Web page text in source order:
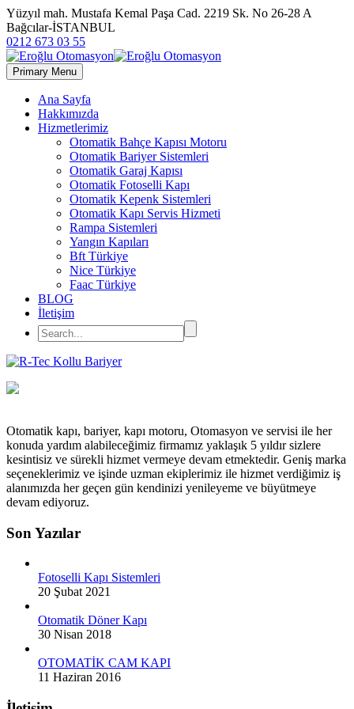
Yüzyıl mah. Mustafa Kemal Paşa Cad. 2219 Sk. No 26-28 A
Bağcılar-İSTANBUL
0212 673 03 55
Primary Menu
Ana Sayfa
Hakkımızda
Hizmetlerimiz
Otomatik Bahçe Kapısı Motoru
Otomatik Bariyer Sistemleri
Otomatik Garaj Kapısı
Otomatik Fotoselli Kapı
Otomatik Kepenk Sistemleri
Otomatik Kapı Servis Hizmeti
Rampa Sistemleri
Yangın Kapıları
Bft Türkiye
Nice Türkiye
Faac Türkiye
BLOG
İletişim
Otomatik kapı, bariyer, kapı motoru, Otomasyon ve servisi ile her
konuda yardım alabileceğimiz firmamız yaklaşık 5 yıldır sizlere
kesintisiz ve sürekli hizmet vermeye devam etmektedir. Geniş marka
seçeneklerimiz ve işinde uzman ekiplerimiz ile hizmet verdiğimiz iş
alanımızda her geçen gün kendinizi yenileyeme ve büyütmeye
devam ediyoruz.
Son Yazılar
Fotoselli Kapı Sistemleri
20 Şubat 2021
Otomatik Döner Kapı
30 Nisan 2018
OTOMATİK CAM KAPI
11 Haziran 2016